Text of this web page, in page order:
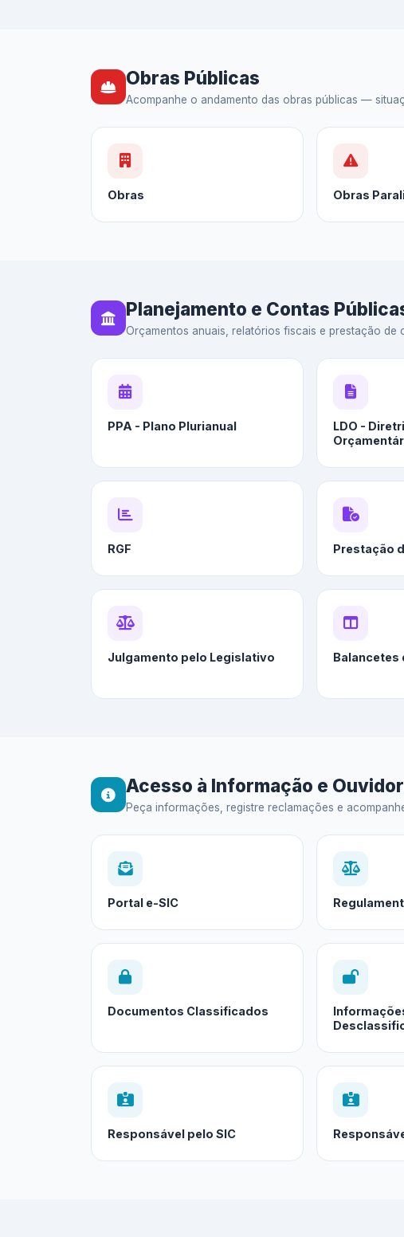
Obras Públicas
Acompanhe o andamento das obras públicas —
Obras Obras
Planejamento e Contas
Orçamentos anuais, relatórios fiscais e prestação de
PPA - Plano Plurianual
LDO -
RGF Prestação
Julgamento pelo Legislativo Balancetes
Acesso à Informação e
Peça informações, registre reclamações e
Portal e-SIC
Documentos Classificados
Responsável pelo SIC